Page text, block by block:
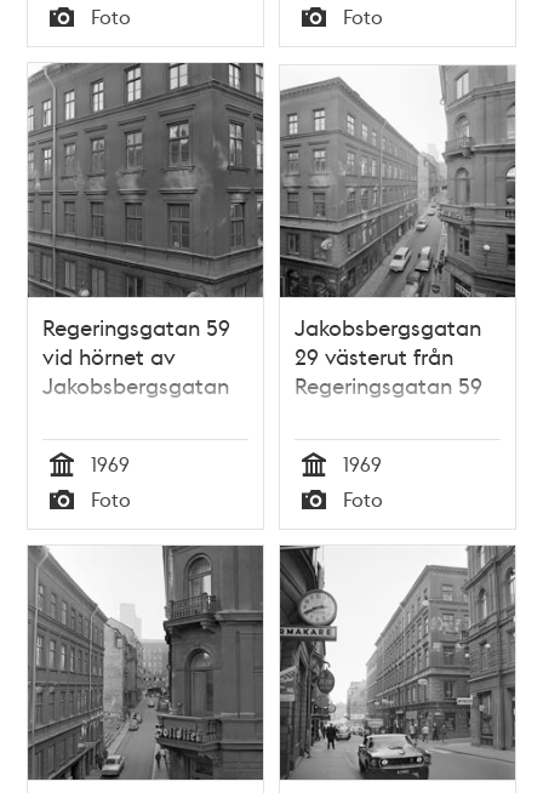
Tid
Typ
Foto
Höghusen i kv.
Beridarbanan i
fonden
Tid
Typ
Foto
Regeringsgatan 59
vid hörnet av
Jakobsbergsgatan
Tid
1969
Typ
Foto
Jakobsbergsgatan
29 västerut från
Regeringsgatan 59
Tid
1969
Typ
Foto